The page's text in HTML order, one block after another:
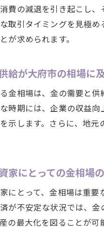
費の減退を引き起こし
取引タイミングを見極
が求められます。
給が大府市の相場に
金相場は、金の需要と
時期には、企業の収益
示します。さらに、地
家にとっての金相場
にとって、金相場は重
が不安定な状況では、
の最大化を図ることが